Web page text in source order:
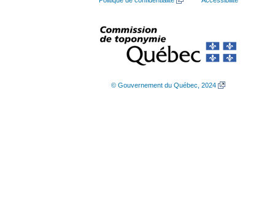
© Gouvernement du Québec, 2024